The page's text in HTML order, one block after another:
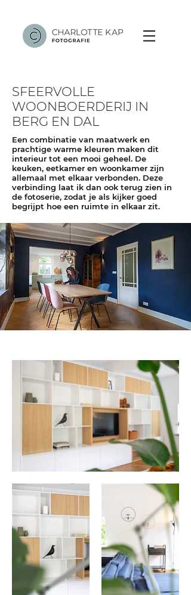
SFEERVOLLE
WOONBOERDERIJ IN
BERG EN DAL
Een combinatie van maatwerk en
prachtige warme kleuren maken dit
interieur tot een mooi geheel. De
keuken, eetkamer en woonkamer zijn
allemaal met elkaar verbonden. Deze
verbinding laat ik dan ook terug zien in
de fotoserie, zodat je als kijker goed
begrijpt hoe een ruimte in elkaar zit.